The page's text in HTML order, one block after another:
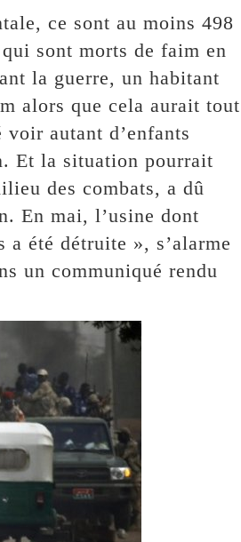
ce sont au moins 498
sont morts de faim en
la guerre, un habitant
alors que cela aurait tout
autant d’enfants
Et la situation pourrait
des combats, a dû
En mai, l’usine dont
été détruite », s’alarme
un communiqué rendu